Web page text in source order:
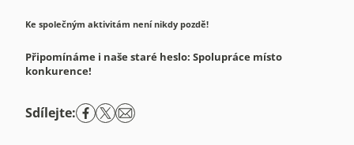
Ke společným aktivitám není nikdy pozdě!
Připomínáme i naše staré heslo: Spolupráce místo
konkurence!
Sdílejte: